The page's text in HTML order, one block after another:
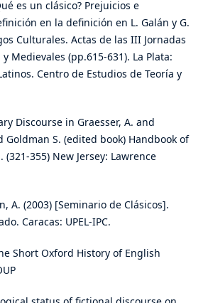
es un clásico? Prejuicios e
en la definición en L. Galán y G.
Culturales. Actas de las III Jornadas
Medievales (pp.615-631). La Plata:
Centro de Estudios de Teoría y
Discourse in Graesser, A. and
Goldman S. (edited book) Handbook of
(321-355) New Jersey: Lawrence
A. (2003) [Seminario de Clásicos].
Caracas: UPEL-IPC.
Short Oxford History of English